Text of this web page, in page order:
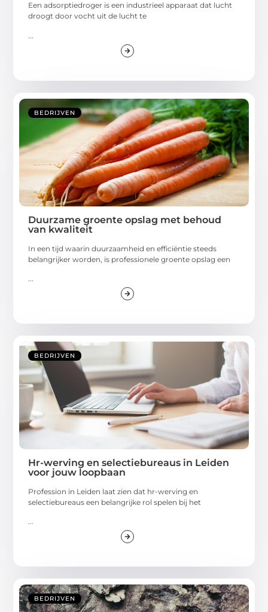
Een adsorptiedroger is een industrieel apparaat dat lucht
droogt door vocht uit de lucht te
BEDRIJVEN
Duurzame groente opslag met behoud
van kwaliteit
In een tijd waarin duurzaamheid en efficiëntie steeds
belangrijker worden, is professionele groente opslag een
BEDRIJVEN
Hr-werving en selectiebureaus in Leiden
voor jouw loopbaan
Profession in Leiden laat zien dat hr-werving en
selectiebureaus een belangrijke rol spelen bij het
...
BEDRIJVEN